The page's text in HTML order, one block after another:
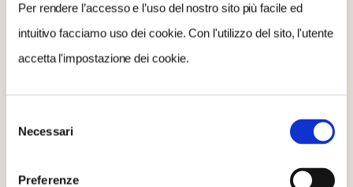
Per rendere l’accesso e l’uso del nostro sito più facile ed
intuitivo facciamo uso dei cookie. Con l'utilizzo del sito, l'utente
accetta l'impostazione dei cookie.
delNecessari
Preferenze
Premilcuore, Mulino Mengozzi / foto Stefano Brambilla
CIVITELLA ALFEDENA (AQ)
Nazionale d’Abruzzo, Lazio e Molise
arroccato su
lago di Barrea